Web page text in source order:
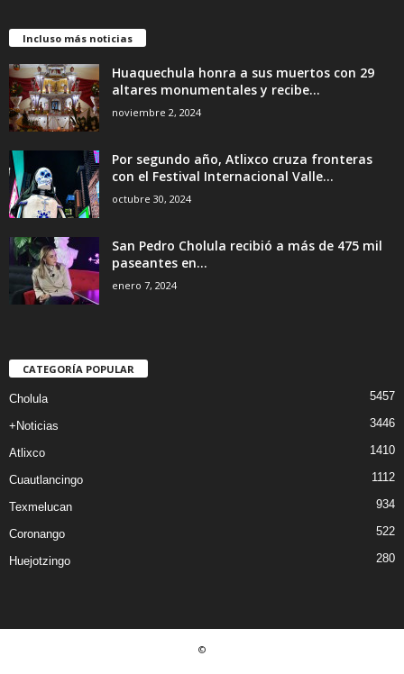
Incluso más noticias
Huaquechula honra a sus muertos con 29
altares monumentales y recibe...
noviembre 2, 2024
Por segundo año, Atlixco cruza fronteras
con el Festival Internacional Valle...
octubre 30, 2024
San Pedro Cholula recibió a más de 475 mil
paseantes en...
enero 7, 2024
CATEGORÍA POPULAR
Cholula 5457
+Noticias 3446
Atlixco 1410
Cuautlancingo 1112
Texmelucan 934
Coronango 522
Huejotzingo 280
©